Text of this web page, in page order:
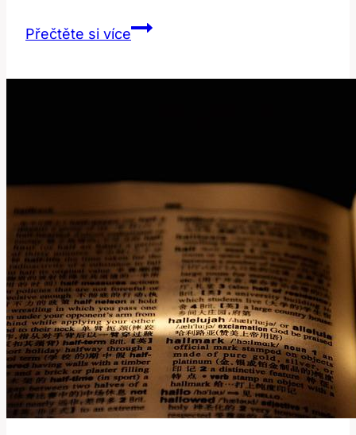
Přečtěte si víceUvula:
Angličtině?